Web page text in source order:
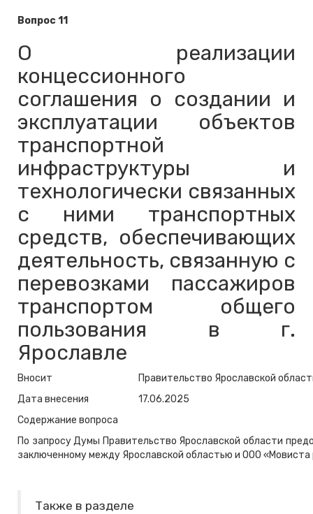
Вопрос 11
О реализации
концессионного
соглашения о создании и
эксплуатации объектов
транспортной
инфраструктуры и
технологически связанных
с ними транспортных
средств, обеспечивающих
деятельность, связанную с
перевозками пассажиров
транспортом общего
пользования в г.
Ярославле
Вносит
Правительство Ярославской
Дата внесения
17.06.2025
Содержание вопроса
По запросу Думы Правительство Ярославской области
заключенному между Ярославской областью и ООО «Мовиста
Также в разделе